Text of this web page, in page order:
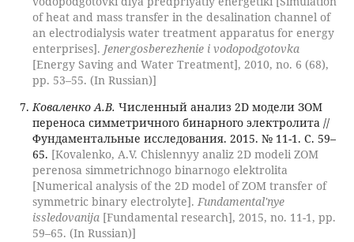
of heat and mass transfer in the desalination channel of
an electrodialysis water treatment apparatus for energy
enterprises]. Jenergosberezhenie i vodopodgotovka
[Energy Saving and Water Treatment], 2010, no. 6 (68),
pp. 53–55. (In Russian)]
Коваленко А.В. Численный анализ 2D модели ЗОМ
переноса симметричного бинарного электролита //
Фундаментальные исследования. 2015. № 11-1. С. 59–
65. [Kovalenko, A.V. Chislennyy analiz 2D modeli ZOM
perenosa simmetrichnogo binarnogo elektrolita
[Numerical analysis of the 2D model of ZOM transfer of
symmetric binary electrolyte]. Fundamental'nye
issledovanija[Fundamental research], 2015, no. 11-1, pp.
59–65. (In Russian)]